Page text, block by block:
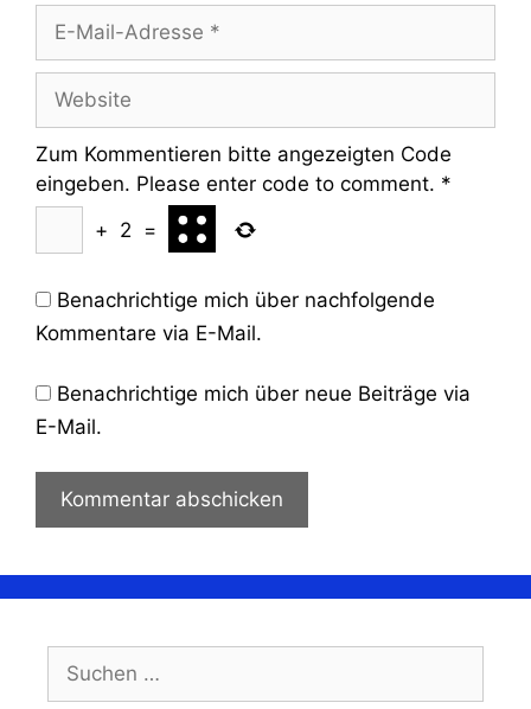
Mail-
Adresse
Zum Kommentieren bitte angezeigten Code
eingeben. Please enter code to comment. *
+ 2 =
Benachrichtige mich über nachfolgende
Kommentare via E-Mail.
Benachrichtige mich über neue Beiträge via
E-Mail.
Suchen
nach: